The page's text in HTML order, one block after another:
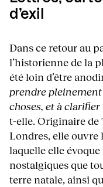
d’exil
Dans ce retour au
l’historienne de la
été loin d’être
prendre
choses, et à
t-elle. Originaire de
Londres, elle ouvre
laquelle elle
nostalgiques que
terre natale, ainsi